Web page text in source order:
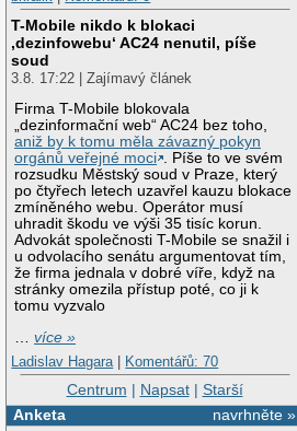
T-Mobile nikdo k blokaci
‚dezinfowebu‘ AC24 nenutil, píše
soud
3.8. 17:22 | Zajímavý článek
Firma T-Mobile blokovala
„dezinformační web“ AC24 bez toho,
aniž by k tomu měla závazný pokyn
orgánů veřejné moci . Píše to ve svém
rozsudku Městský soud v Praze, který
po čtyřech letech uzavřel kauzu blokace
zmíněného webu. Operátor musí
uhradit škodu ve výši 35 tisíc korun.
Advokát společnosti T-Mobile se snažil i
u odvolacího senátu argumentovat tím,
že firma jednala v dobré víře, když na
stránky omezila přístup poté, co ji k
tomu vyzvalo
…více »
Ladislav Hagara | Komentářů: 70
Centrum | Napsat| Starší
navrhněte »
Anketa